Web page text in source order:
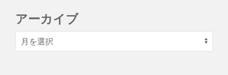
アーカイブ